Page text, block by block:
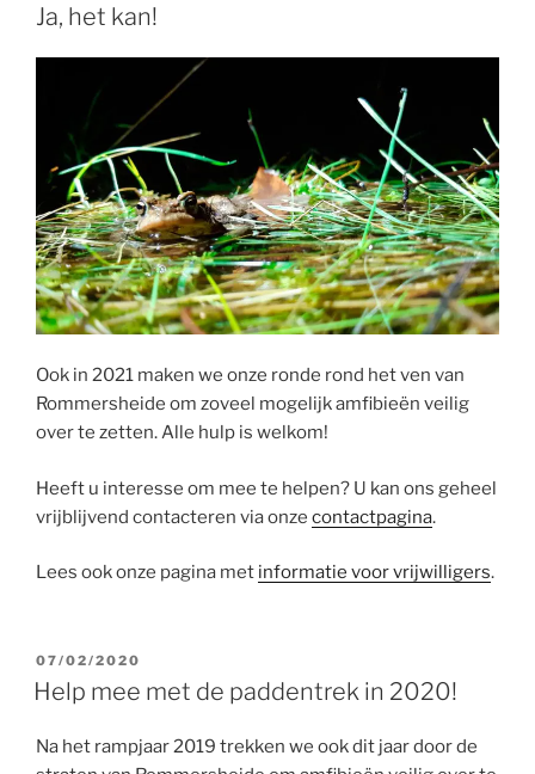
Ja, het kan!
Ook in 2021 maken we onze ronde rond het ven van
Rommersheide om zoveel mogelijk amfibieën veilig
over te zetten. Alle hulp is welkom!
Heeft u interesse om mee te helpen? U kan ons geheel
vrijblijvend contacteren via onze contactpagina.
Lees ook onze pagina met informatie voor vrijwilligers.
GEPLAATST
OP
07/02/2020
Help mee met de paddentrek in 2020!
Na het rampjaar 2019 trekken we ook dit jaar door de